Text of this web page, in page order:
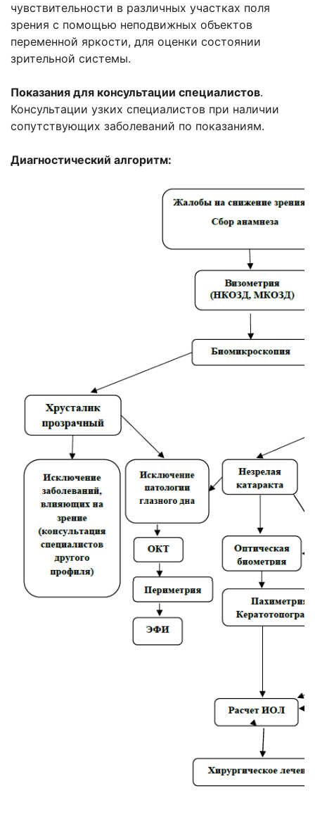
чувствительности в различных участках поля
зрения с помощью неподвижных объектов
переменной яркости, для оценки состоянии
зрительной системы.
Показания для консультации специалистов.
Консультации узких специалистов при наличии
сопутствующих заболеваний по показаниям.
Диагностический алгоритм: